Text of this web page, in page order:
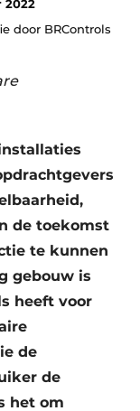
2022
door BRControls
de toekomst
te kunnen
gebouw is
heeft voor
de
de
het om